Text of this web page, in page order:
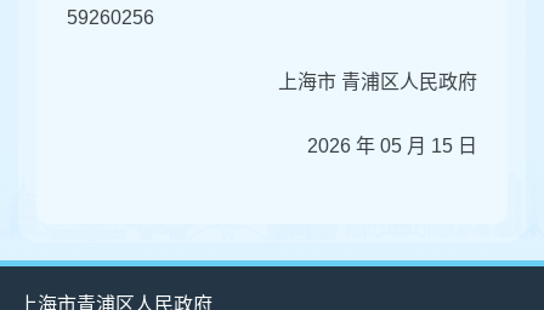
59260256
上海市 青浦区人民政府
2026 年 05 月 15 日
上海市青浦区人民政府